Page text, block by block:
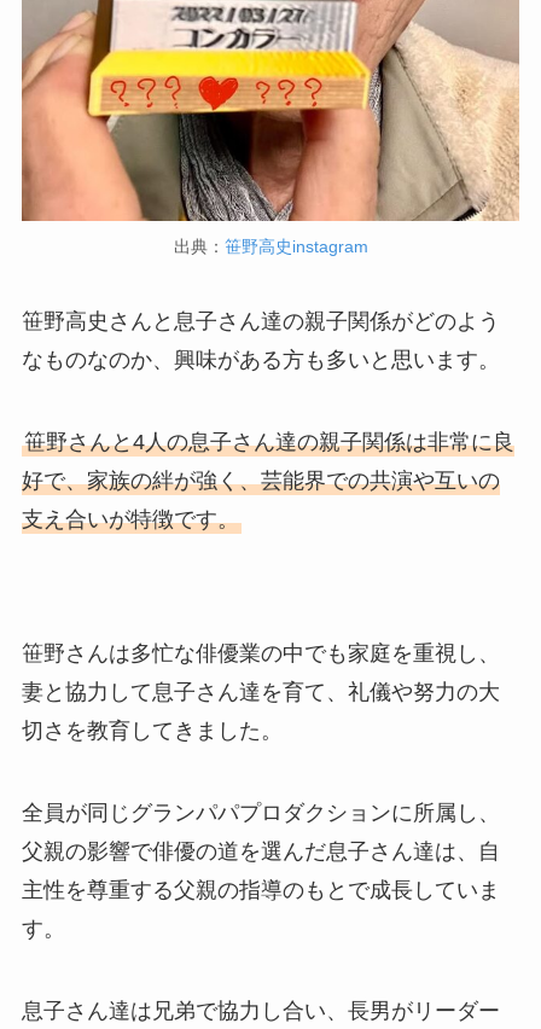
出典： 笹野高史instagram
笹野高史さんと息子さん達の親子関係がどのよう
なものなのか、興味がある方も多いと思います。
笹野さんと4人の息子さん達の親子関係は非常に良
好で、家族の絆が強く、芸能界での共演や互いの
支え合いが特徴です。
笹野さんは多忙な俳優業の中でも家庭を重視し、
妻と協力して息子さん達を育て、礼儀や努力の大
切さを教育してきました。
全員が同じグランパパプロダクションに所属し、
父親の影響で俳優の道を選んだ息子さん達は、自
主性を尊重する父親の指導のもとで成長していま
す。
息子さん達は兄弟で協力し合い、長男がリーダー